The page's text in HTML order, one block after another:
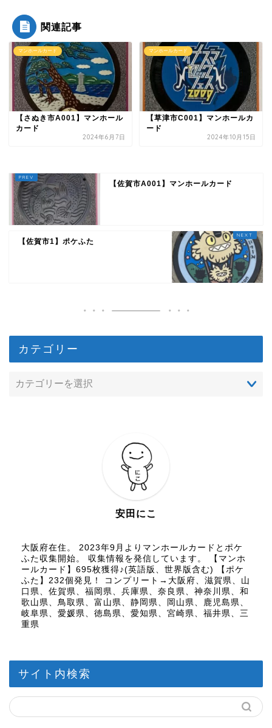
関連記事
マンホールカード
【さぬき市A001】マンホール
カード
2024年6月7日
マンホールカード
【草津市C001】マンホールカ
ード
2024年10月15日
【佐賀市A001】マンホールカード
【佐賀市1】ポケふた
カテゴリー
安田にこ
大阪府在住。 2023年9月よりマンホールカードとポケ
ふた収集開始。 収集情報を発信しています。 【マンホ
ールカード】695枚獲得♪(英語版、世界版含む) 【ポケ
ふた】232個発見！ コンプリート→大阪府、滋賀県、山
口県、佐賀県、福岡県、兵庫県、奈良県、神奈川県、和
歌山県、鳥取県、富山県、静岡県、岡山県、鹿児島県、
岐阜県、愛媛県、徳島県、愛知県、宮崎県、福井県、三
重県
サイト内検索